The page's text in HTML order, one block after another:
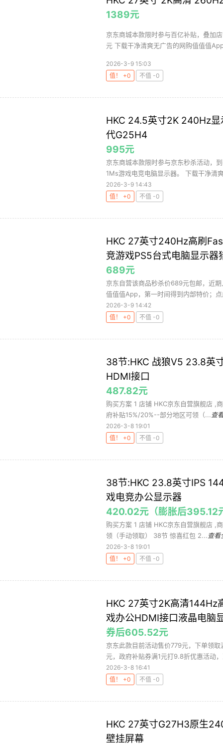
1389元
京东商城本款限时参与百亿补贴，叠加
元 下载干净清爽无广告的网购值值值
2026-3-9 15:03
值！ +0
不值 -0
HKC 24.5英寸2K 240Hz
代G25H4
995元
京东商城本款限时参与京东秒杀活动，
1Ms游戏电竞电脑显示器。 下载干净清
2026-3-9 14:43
值！ +0
不值 -0
HKC 27英寸240Hz高刷
竞游戏PS5台式电脑显示
689元
京东自营该商品秒杀价689元包邮，近
值值值App，第一时间得到内部特价；
2026-3-9 14:42
值！ +0
不值 -0
38节:HKC 战狼V5 23.8英
HDMI接口
487.82元
购买方案 1 店铺 HKC京东自营旗舰店 ,
府补贴15%/20%--部分地区可领（... 查
2026-3-8 19:01
值！ +0
不值 -0
38节:HKC 23.8英寸IPS
戏电竞办公显示器
420.02元（膨胀后395.12
购买方案 1 店铺 HKC京东自营旗舰店 ,
领（手动领取） 38节 惊喜红包 2... 查看
2026-3-8 19:01
值！ +0
不值 -0
HKC 27英寸2K高清144Hz
戏办公HDMI接口液晶电脑
券后605.52元
京东此款目前活动售价779元，下单领
元，政府补贴券满1元打9.8折优惠活动
2026-3-8 16:41
值！ +0
不值 -0
HKC 27英寸G27H3原生
壁挂屏幕